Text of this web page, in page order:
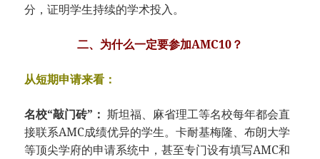
分，证明学生持续的学术投入。
二、为什么一定要参加AMC10？
从短期申请来看：
名校“敲门砖”：斯坦福、麻省理工等名校每年都会直
接联系AMC成绩优异的学生。卡耐基梅隆、布朗大学
等顶尖学府的申请系统中，甚至专门设有填写AMC和